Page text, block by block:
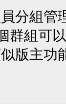
分組管
群組可
版主功